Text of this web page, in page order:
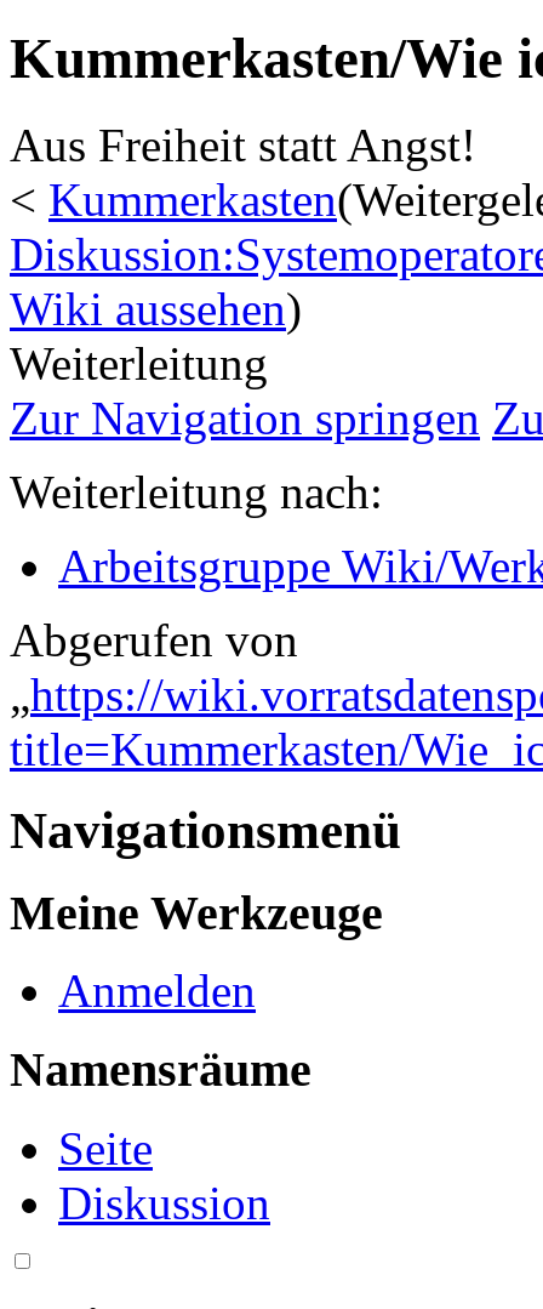
Kummerkasten/Wie
Aus Freiheit statt Angst!
< Kummerkasten
Wiki aussehen)
Weiterleitung
Zur Navigation springen
Weiterleitung nach:
Arbeitsgruppe Wiki/
Abgerufen von
„https://
title=Kummerkasten/
Navigationsmenü
Meine Werkzeuge
Anmelden
Namensräume
Seite
Diskussion